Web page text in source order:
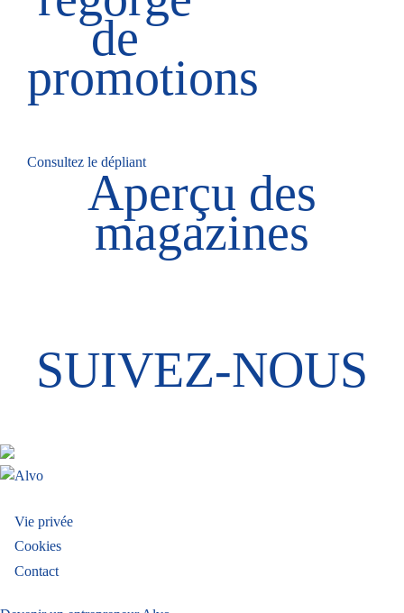
de
promotions
Consultez le dépliant
Aperçu des
magazines
SUIVEZ-NOUS
Menu
Pied
Vie privée
Cookies
Contact